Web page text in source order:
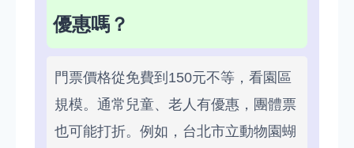
優惠嗎？
門票價格從免費到150元不等，看園區
規模。通常兒童、老人有優惠，團體票
也可能打折。例如，台北市立動物園蝴